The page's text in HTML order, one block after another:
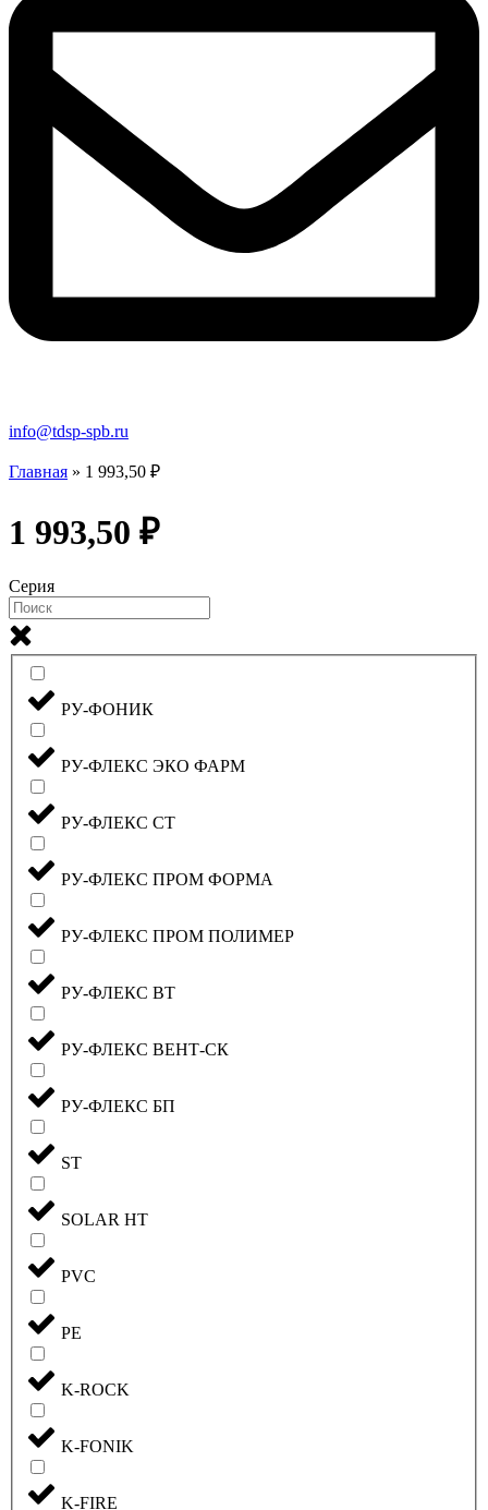
info@tdsp-spb.ru
Главная » 1 993,50 ₽
1 993,50 ₽
Серия
РУ-ФОНИК
РУ-ФЛЕКС ЭКО ФАРМ
РУ-ФЛЕКС СТ
РУ-ФЛЕКС ПРОМ ФОРМА
РУ-ФЛЕКС ПРОМ ПОЛИМЕР
РУ-ФЛЕКС ВТ
РУ-ФЛЕКС ВЕНТ-СК
РУ-ФЛЕКС БП
ST
SOLAR HT
PVC
PE
K-ROCK
K-FONIK
K-FIRE